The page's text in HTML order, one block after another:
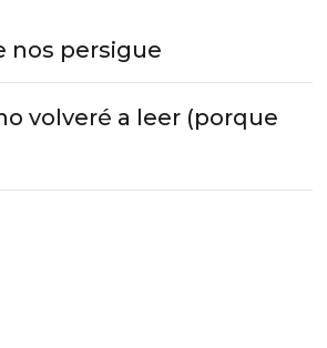
nos persigue
volveré a leer (porque